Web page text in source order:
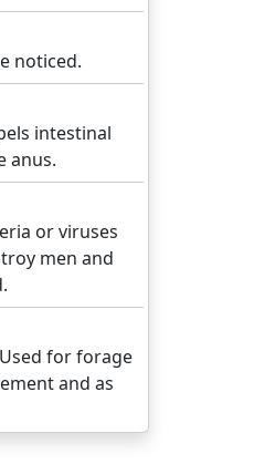
noticed.
intestinal
anus.
or viruses
men and
for forage
and as